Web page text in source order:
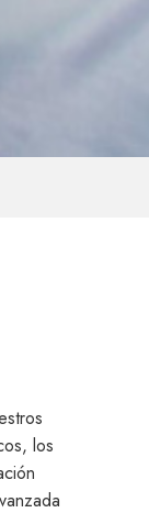
los